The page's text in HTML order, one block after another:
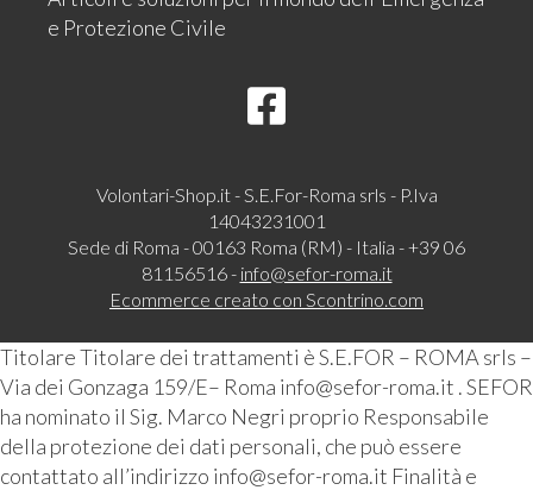
e Protezione Civile
Volontari-Shop.it - S.E.For-Roma srls - P.Iva
14043231001
Sede di Roma - 00163 Roma (RM) - Italia - +39 06
81156516 - info@sefor-roma.it
Ecommerce creato con Scontrino.com
Titolare Titolare dei trattamenti è S.E.FOR – ROMA srls –
Via dei Gonzaga 159/E– Roma info@sefor-roma.it . SEFOR
ha nominato il Sig. Marco Negri proprio Responsabile
della protezione dei dati personali, che può essere
contattato all’indirizzo info@sefor-roma.it Finalità e